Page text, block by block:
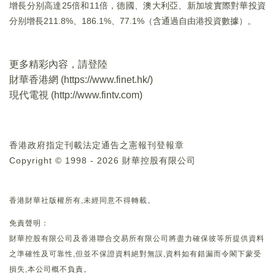
增長分别高達25倍和11倍，德國、澳大利亞、新加坡實際對華投資
分别增長211.8%、186.1%、77.1%（含通過自由港投資數據）。
更多精彩內容，請登陸
財華香港網 (https://www.finet.hk/)
現代電視 (http://www.fintv.com)
香港政府指定刊載法定通告之憲報刊登報章
Copyright © 1998 - 2026 財華控股有限公司
香港財華社版權所有,未經同意不得轉載。
免責聲明：
財華控股有限公司及香港聯合交易所有限公司將盡力確保彼等所提供資料
之準確性及可靠性,但並不保證資料絕對無誤,資料如有錯漏而令閣下蒙受
損失,本公司概不負責。